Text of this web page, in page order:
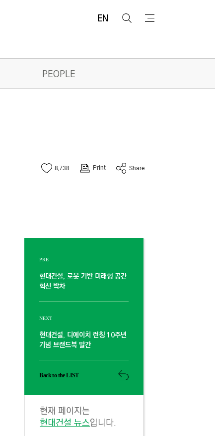
EN
검
PEOPLE
8,738 Print Share
PRE
현대건설, 로봇 기반 미래형 공간
혁신 박차
NEXT
현대건설, 디에이치 런칭 10주년
기념 브랜드북 발간
Back to the LIST
현재 페이지는
현대건설 뉴스입니다.